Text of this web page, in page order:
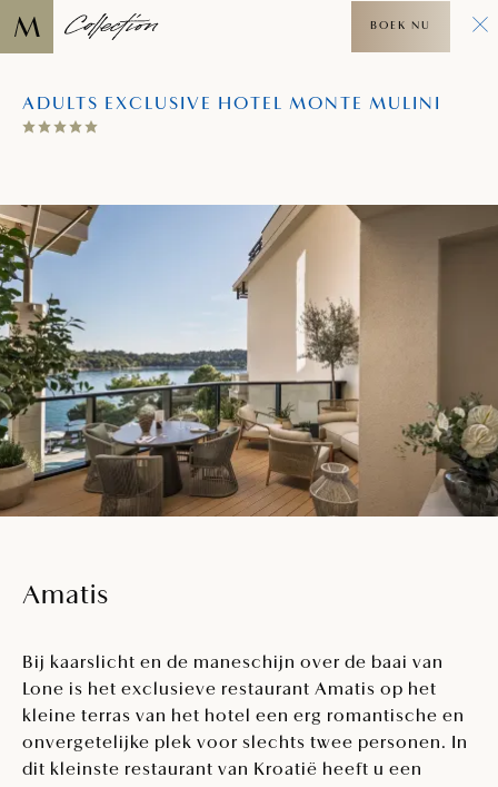
ADULTS EXCLUSIVE HOTEL MONTE MULINI
BOEK NU
Amatis
Bij kaarslicht en de maneschijn over de baai van
Lone is het exclusieve restaurant Amatis op het
kleine terras van het hotel een erg romantische en
onvergetelijke plek voor slechts twee personen. In
dit kleinste restaurant van Kroatië heeft u een